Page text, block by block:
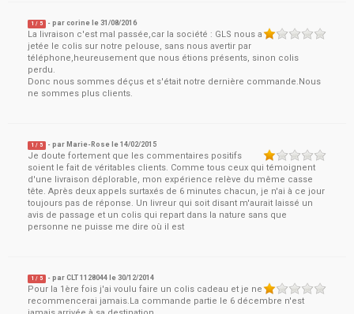
1 / 5 - parcorine le31/08/2016
La livraison c'est mal passée,car la société : GLS nous a
jetée le colis sur notre pelouse, sans nous avertir par
téléphone,heureusement que nous étions présents, sinon colis
perdu.
Donc nous sommes déçus et s'était notre dernière commande.Nous
ne sommes plus clients.
1 / 5 - par Marie-Rose le14/02/2015
Je doute fortement que les commentaires positifs
soient le fait de véritables clients. Comme tous ceux qui témoignent
d'une livraison déplorable, mon expérience relève du même casse
tête. Après deux appels surtaxés de 6 minutes chacun, je n'ai à ce jour
toujours pas de réponse. Un livreur qui soit disant m'aurait laissé un
avis de passage et un colis qui repart dans la nature sans que
personne ne puisse me dire où il est
1 / 5 - parCLT 1128044 le30/12/2014
Pour la 1ère fois j'ai voulu faire un colis cadeau et je ne
recommencerai jamais.La commande partie le 6 décembre n'est